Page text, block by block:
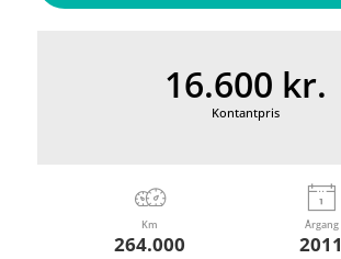
16.600 kr.
Kontantpris
Km
264.000
Årgang
2011